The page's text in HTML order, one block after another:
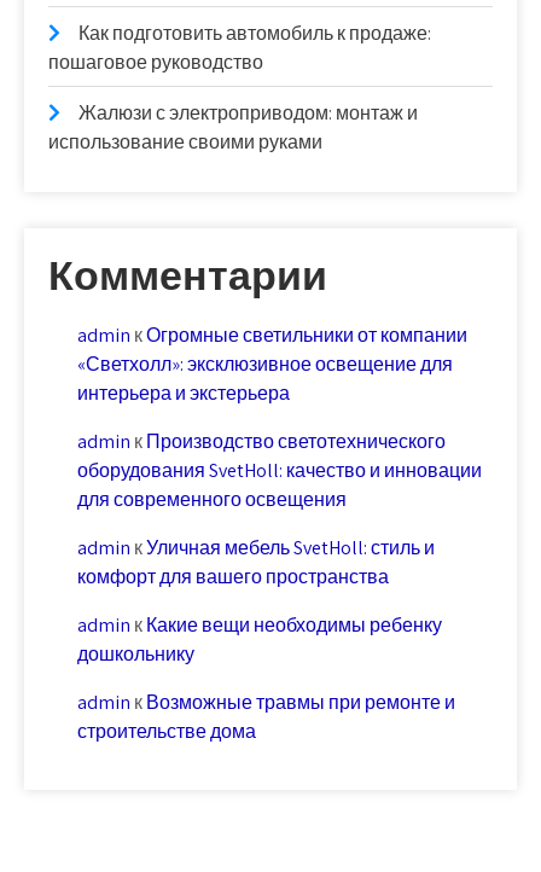
Как подготовить автомобиль к продаже:
пошаговое руководство
Жалюзи с электроприводом: монтаж и
использование своими руками
Комментарии
admin кОгромные светильники от компании
«Светхолл»: эксклюзивное освещение для
интерьера и экстерьера
admin кПроизводство светотехнического
оборудования SvetHoll: качество и инновации
для современного освещения
admin кУличная мебель SvetHoll: стиль и
комфорт для вашего пространства
admin кКакие вещи необходимы ребенку
дошкольнику
admin кВозможные травмы при ремонте и
строительстве дома